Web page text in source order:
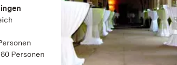
Personen